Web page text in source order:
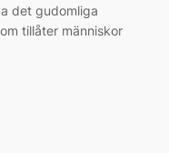
det gudomliga
tillåter människor